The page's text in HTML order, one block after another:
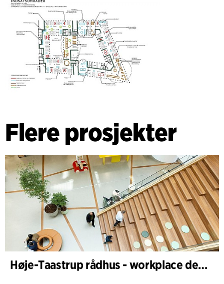
Flere prosjekter
Høje-Taastrup rådhus - workplace design